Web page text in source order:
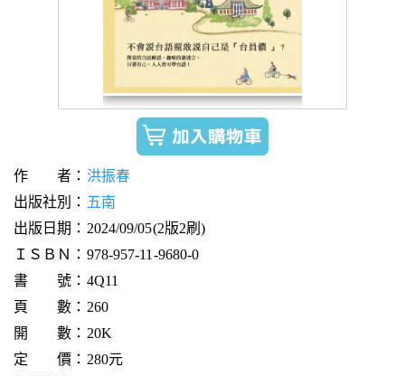
作 者： 洪振春
出版社別： 五南
出版日期：2024/09/05(2版2刷)
ＩＳＢＮ：978-957-11-9680-0
書 號：4Q11
頁 數：260
開 數：20K
定 價：280元